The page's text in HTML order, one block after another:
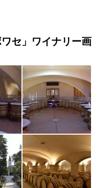
ワセ」ワイナリー画